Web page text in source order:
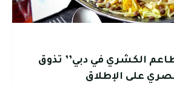
الكشري في دبي’’ تذوق
على الإطلاق